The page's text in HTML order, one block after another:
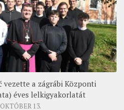
vezette a zágrábi Központi
éves lelkigyakorlatát
13.